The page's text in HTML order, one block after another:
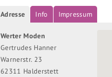
Adresse Info Impressum
Werter Moden
Gertrudes Hanner
Warnerstr. 23
62311 Halderstett